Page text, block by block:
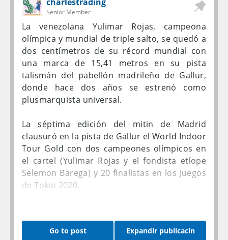
Senior Member
La venezolana Yulimar Rojas, campeona
olímpica y mundial de triple salto, se quedó a
dos centímetros de su récord mundial con
una marca de 15,41 metros en su pista
talismán del pabellón madrileño de Gallur,
donde hace dos años se estrenó como
plusmarquista universal.
La séptima edición del mitin de Madrid
clausuró en la pista de Gallur el World Indoor
Tour Gold con dos campeones olímpicos en
el cartel (Yulimar Rojas y el fondista etíope
Selemon Barega) y 20 finalistas en los Juegos
de Tokio 2020.
deparando récords mundiales (en 2020
Yulimar con 15,43 en triple, en 2021 Grant
Go to post Expandir publicacin